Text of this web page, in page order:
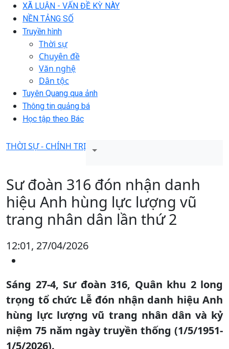
XÃ LUẬN - VẤN ĐỀ KỲ NÀY
NỀN TẢNG SỐ
Truyền hình
Thời sự
Chuyên đề
Văn nghệ
Dân tộc
Tuyên Quang qua ảnh
Thông tin quảng bá
Học tập theo Bác
THỜI SỰ - CHÍNH TRỊ
Sư đoàn 316 đón nhận danh
hiệu Anh hùng lực lượng vũ
trang nhân dân lần thứ 2
12:01, 27/04/2026
Sáng 27-4, Sư đoàn 316, Quân khu 2 long
trọng tổ chức Lễ đón nhận danh hiệu Anh
hùng lực lượng vũ trang nhân dân và kỷ
niệm 75 năm ngày truyền thống (1/5/1951-
1/5/2026).